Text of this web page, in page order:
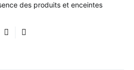
des produits et enceintes